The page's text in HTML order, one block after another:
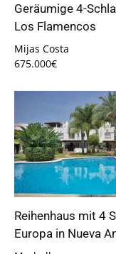
Geräumige 4-
Los Flamencos
Mijas Costa
675.000€
Reihenhaus mit 4
Europa in Nueva